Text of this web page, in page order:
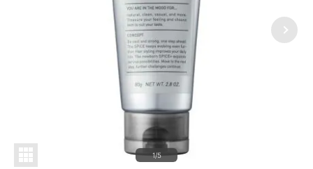
1/5